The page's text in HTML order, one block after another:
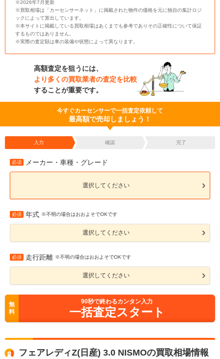
※2026年7月更新
※買取相場は「カーセンサーネット」に掲載された物件の価格を元に独自の集計ロジ
ックによって算出しています。
※本サイトに掲載している買取相場はあくまでも参考でありその正確性について保証
するものではありません。
※実際の査定額は車の装備や状態によって異なります。
高額査定を狙うには、
より多くの買取業者の査定を比較
することが重要です。
今すぐカーセンサーで一括査定依頼して
最高額で売却しましょう！
入力 確認 完了
必須 メーカー・車種・グレード
選択してください
必須 年式 ※不明の場合はおおよそでOKです
選択してください
必須 走行距離 ※不明の場合はおおよそでOKです
選択してください
無
料
90秒で終わるカンタン入力
一括査定スタート
フェアレディZ(日産) 3.0 NISMOの買取相場情報